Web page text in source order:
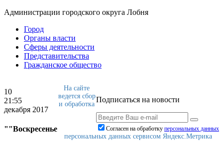
Администрации городского округа Лобня
Город
Органы власти
Сферы деятельности
Представительства
Гражданское общество
10
21:55
декабря 2017
""Воскресенье
Подписаться на новости
Согласен на обработку персональныx данных
На сайте
ведется сбор
и обработка
персональных данных сервисом Яндекс.Метрика